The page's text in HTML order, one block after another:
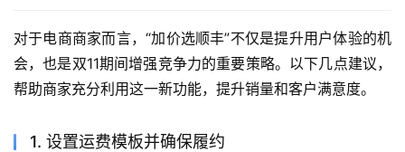
对于电商商家而言，“加价选顺丰”不仅是提升用户体验的机
会，也是双11期间增强竞争力的重要策略。以下几点建议，
帮助商家充分利用这一新功能，提升销量和客户满意度。
1. 设置运费模板并确保履约